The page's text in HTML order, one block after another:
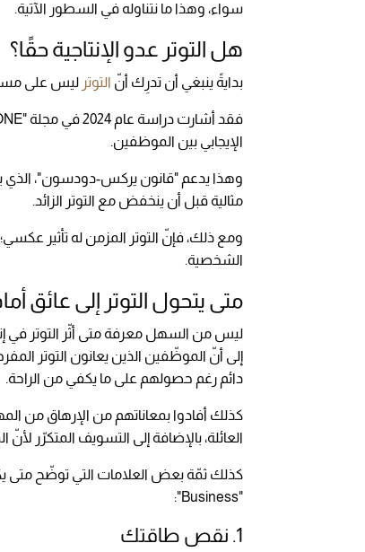
سواء، وهذا ما نتناوله في السطور الآتية.
هل التوتر عدو الإنتاجية حقًا؟
بدايةً ينبغي أن تدرِك أنّ التوتر ليس على
الإيجابي بين الموظفين.
وهذا يدعم "قانون يركس-دودسون"، الذي
مثالية قبل أن ينخفض مع التوتر الزائد.
ومع ذلك، فإنّ التوتر المزمن له تأثير
الشخصية.
متى يتحول التوتر إلى عائق
إلى أنّ الموظّفين الذين يعانون التوتر
دائم رغم حصولهم على ما يكفي من الراحة.
كذلك أفادوا بمعاناتهم من الإرهاق من
العائلة، بالإضافة إلى التسويف المتكرّر
كذلك ثمّة بعض العلامات التي توضّح متى
"Business":
1. نقص طاقتك